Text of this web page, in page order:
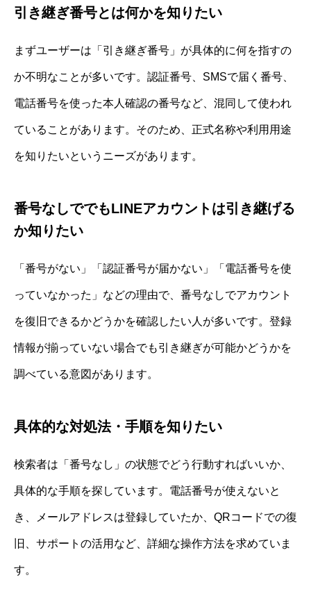
引き継ぎ番号とは何かを知りたい
まずユーザーは「引き継ぎ番号」が具体的に何を指すの
か不明なことが多いです。認証番号、SMSで届く番号、
電話番号を使った本人確認の番号など、混同して使われ
ていることがあります。そのため、正式名称や利用用途
を知りたいというニーズがあります。
番号なしででもLINEアカウントは引き継げる
か知りたい
「番号がない」「認証番号が届かない」「電話番号を使
っていなかった」などの理由で、番号なしでアカウント
を復旧できるかどうかを確認したい人が多いです。登録
情報が揃っていない場合でも引き継ぎが可能かどうかを
調べている意図があります。
具体的な対処法・手順を知りたい
検索者は「番号なし」の状態でどう行動すればいいか、
具体的な手順を探しています。電話番号が使えないと
き、メールアドレスは登録していたか、QRコードでの復
旧、サポートの活用など、詳細な操作方法を求めていま
す。